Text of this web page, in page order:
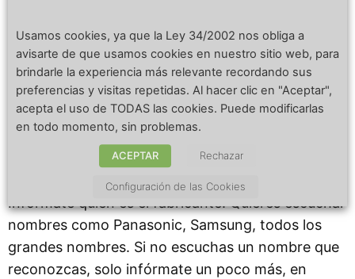
Hoy toca hablar de las cosas que debemos
informarnos al antes de comprar una bicicleta
eléctrica. La batería de la bicicleta eléctrica.
Infórmate quien es el fabricante. Quieres escuchar
nombres como Panasonic, Samsung, todos los
grandes nombres. Si no escuchas un nombre que
reconozcas, solo infórmate un poco más, en
Usamos cookies, ya que la Ley 34/2002 nos obliga a
avisarte de que usamos cookies en nuestro sitio web, para
brindarle la experiencia más relevante recordando sus
preferencias y visitas repetidas. Al hacer clic en "Aceptar",
acepta el uso de TODAS las cookies. Puede modificarlas
en todo momento, sin problemas.
ACEPTAR Rechazar
Configuración de las Cookies